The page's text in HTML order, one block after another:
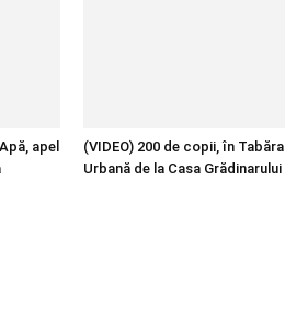
apel
(VIDEO) 200 de copii, în Tabăra
Urbană de la Casa Grădinarului